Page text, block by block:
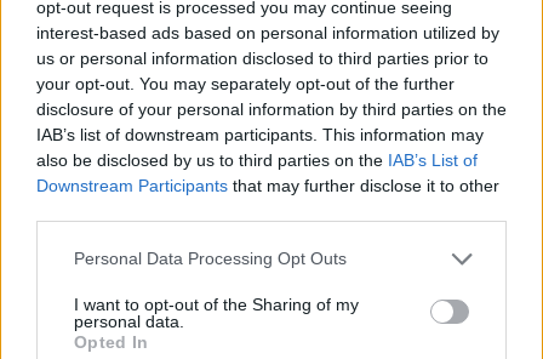
opt-out request is processed you may continue seeing
interest-based ads based on personal information utilized by
us or personal information disclosed to third parties prior to
your opt-out. You may separately opt-out of the further
disclosure of your personal information by third parties on the
IAB’s list of downstream participants. This information may
also be disclosed by us to third parties on the IAB’s List of
Downstream Participants that may further disclose it to other
Personal Data Processing Opt Outs
I want to opt-out of the Sharing of my
personal data.
Opted In
Celoplošné multiplexy
Multiplex A
Multiplex B
Multiplex C
Multiplex D
Multiplex E
Německo
Celoplošné multiplexy
Multiplex ARD